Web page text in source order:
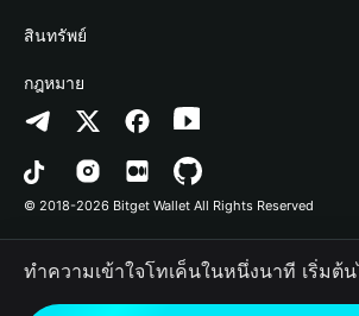
ศูนย์ช่วยเหลือ
ติดต่อเรา
ทรัพยากรข้อมูลของแบรนด์
อาชีพ
Crypto Swap API
Altcoin Season Index
Prediction Markets
DApp
RWA
Bitget Wallet Pay
ลิสต์โปรเจกต์
เทคโนโลยีความปลอดภัย
ซื้อคริปโต
การตรวจจับการอนุญาต
การตรวจจับสัญญา
การโอนเป็นชุด
สินทรัพย์
Arbitrum
Avalanche
Bitcoin
Polygon
กฎหมาย
นโยบายความเป็นส่วนตัว
ข้อตกลงในการใช้บริการ
© 2018-2026 Bitget Wallet All Rights Reserved
ทำความเข้าใจโทเค็นในหนึ่งนาที เริ่มต้